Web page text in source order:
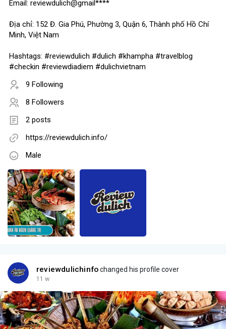
Email: reviewdulich@gmail****
Địa chỉ: 152 Đ. Gia Phú, Phường 3, Quận 6, Thành phố Hồ Chí
Minh, Việt Nam
Hashtags: #reviewdulich #dulich #khampha #travelblog
#checkin #reviewdiadiem #dulichvietnam
9 Following
8 Followers
2 posts
https://reviewdulich.info/
Male
reviewdulichinfochanged his profile cover
11 w